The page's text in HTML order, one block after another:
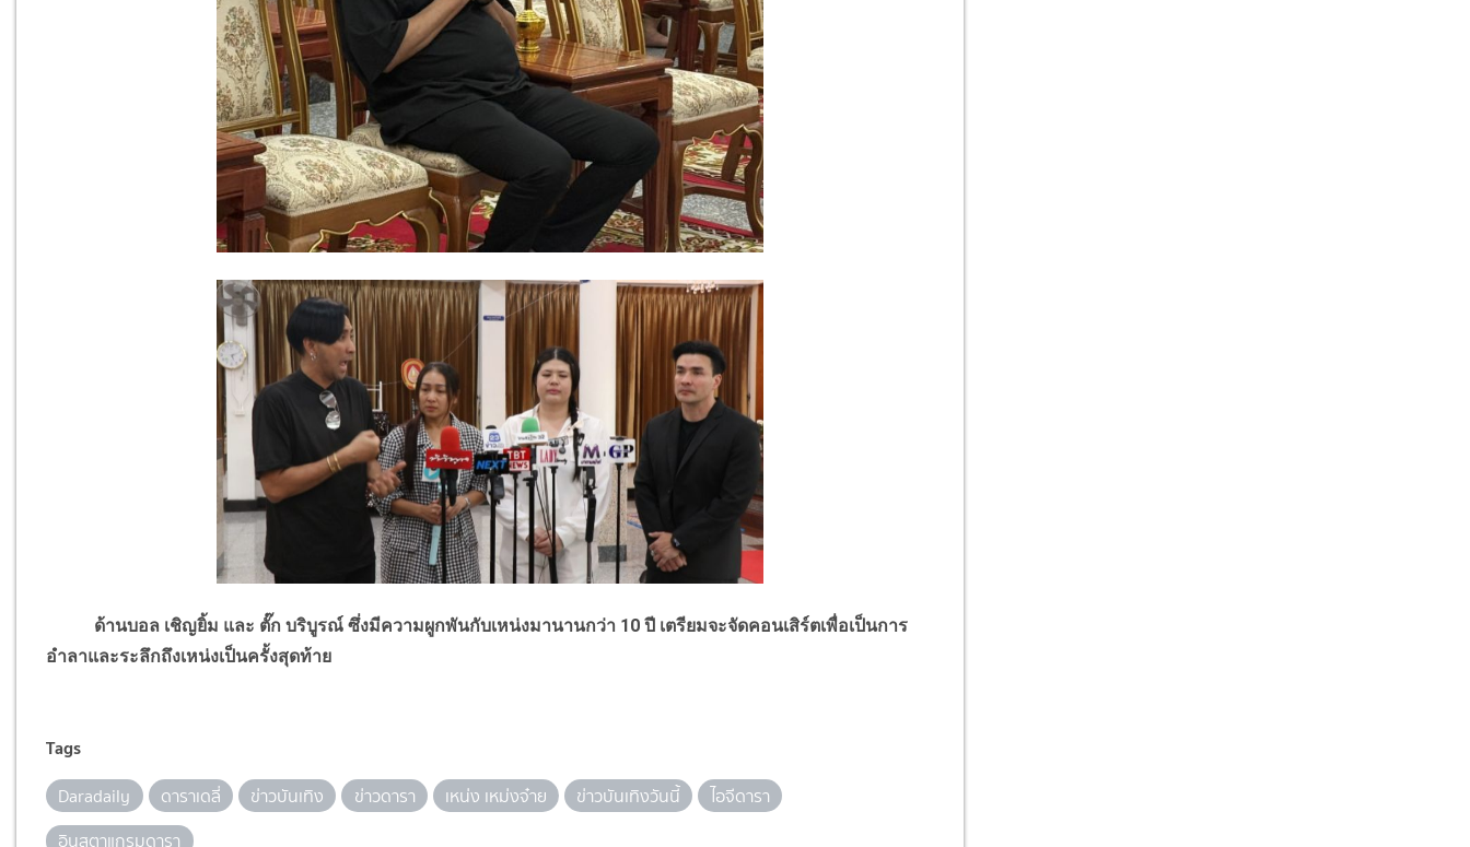
ด้านบอล เชิญยิ้ม และ ตั๊ก บริบูรณ์ ซึ่งมีความผูกพันกับเหน่งมานานกว่า 10 ปี เตรียมจะจัดคอนเสิร์ตเพื่อเป็นการ
อำลาและระลึกถึงเหน่งเป็นครั้งสุดท้าย
Tags
Daradaily ดาราเดลี่ ข่าวบันเทิง ข่าวดารา เหน่ง เหม่งจ๋าย ข่าวบันเทิงวันนี้
ไอจีดารา
อินสตาแกรมดารา